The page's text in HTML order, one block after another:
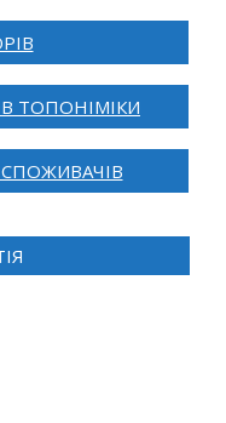
ТОПОНІМІКИ